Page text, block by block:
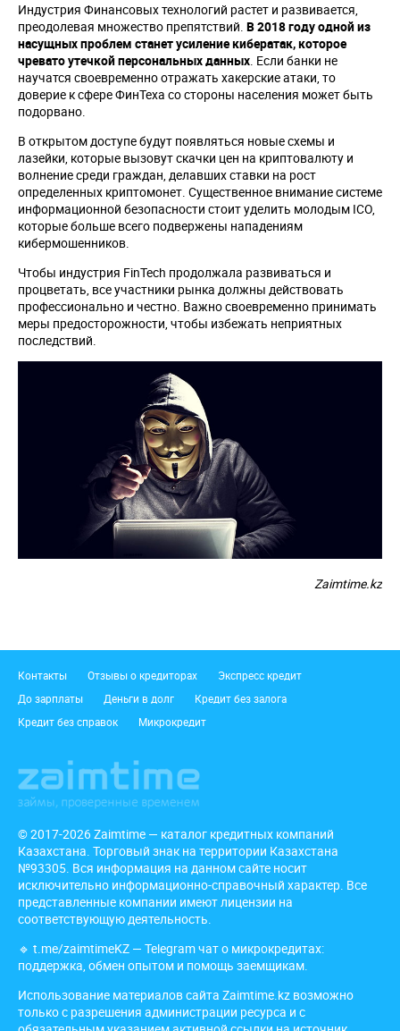
Индустрия Финансовых технологий растет и развивается,
преодолевая множество препятствий. В 2018 году одной из
насущных проблем станет усиление кибератак, которое
чревато утечкой персональных данных. Если банки не
научатся своевременно отражать хакерские атаки, то
доверие к сфере ФинТеха со стороны населения может быть
подорвано.
В открытом доступе будут появляться новые схемы и
лазейки, которые вызовут скачки цен на криптовалюту и
волнение среди граждан, делавших ставки на рост
определенных криптомонет. Существенное внимание системе
информационной безопасности стоит уделить молодым ICO,
которые больше всего подвержены нападениям
кибермошенников.
Чтобы индустрия FinTech продолжала развиваться и
процветать, все участники рынка должны действовать
профессионально и честно. Важно своевременно принимать
меры предосторожности, чтобы избежать неприятных
последствий.
Zaimtime.kz
Подвал
Контакты Отзывы о кредиторах
Экспресс кредит
До зарплаты
Деньги в долг
Кредит без залога
Кредит без справок
Микрокредит
© 2017-2026 Zaimtime — каталог кредитных компаний
Казахстана. Торговый знак на территории Казахстана
№93305. Вся информация на данном сайте носит
исключительно информационно-справочный характер. Все
представленные компании имеют лицензии на
соответствующую деятельность.
🔹 t.me/zaimtimeKZ — Telegram чат о микрокредитах:
поддержка, обмен опытом и помощь заемщикам.
Использование материалов сайта Zaimtime.kz возможно
только с разрешения администрации ресурса и с